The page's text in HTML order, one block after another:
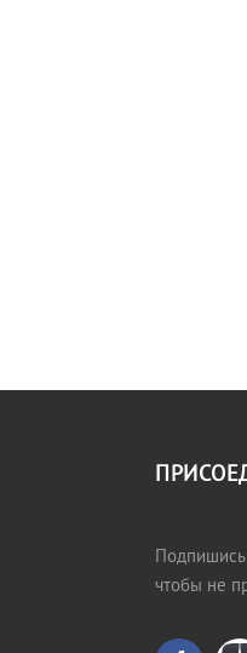
Подпишись
чтобы не